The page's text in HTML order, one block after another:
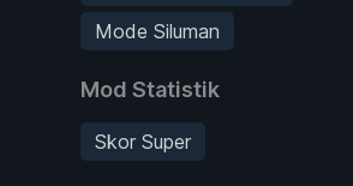
Mode Siluman
Mod Statistik
Skor Super